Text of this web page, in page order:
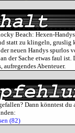
Beach: Hexen-
statt zu klingeln, gruslig
neuen Handys spurlos
der Sache etwas faul
aufregendes Abenteuer.
Dann könntest du
(82)